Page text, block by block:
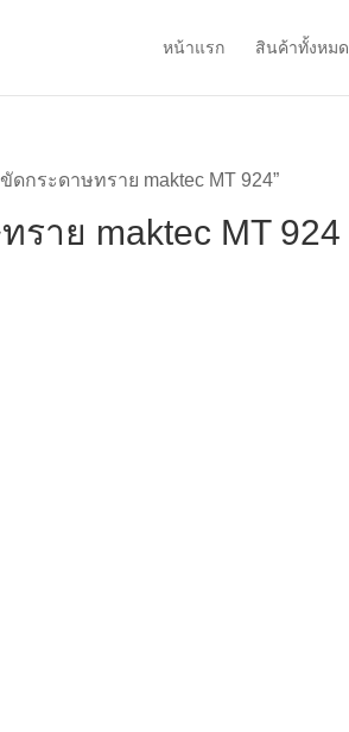
หน้าแรก สินค้าทั้งหมด
ดกระดาษทราย maktec MT 924”
ราย maktec MT 924